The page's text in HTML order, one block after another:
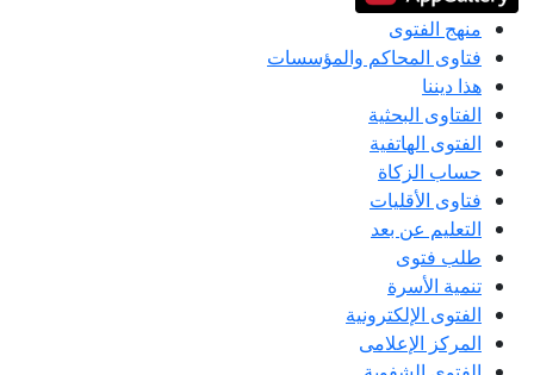
منهج الفتوى
فتاوى المحاكم والمؤسسات
هذا ديننا
الفتاوى البحثية
الفتوى الهاتفية
حساب الزكاة
فتاوى الأقليات
التعليم عن بعد
طلب فتوى
تنمية الأسرة
الفتوى الإلكترونية
المركز الإعلامى